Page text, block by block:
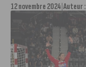
12 novembre 2024 Auteur :